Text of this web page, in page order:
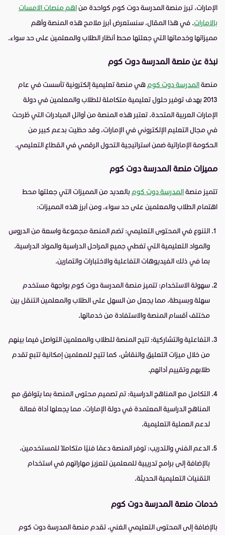
الإمارات، تبرز منصة المدرسة دوت كوم كواحدة مناهم منصات الامسات
بالامارات. في هذا المقال، سنستعرض أبرز ملامح هذه المنصة وأهم
مميزاتها وخدماتها التي جعلتها محط أنظار الطلاب والمعلمين على حد سواء.
نبذة عن منصة المدرسة دوت كوم
منصةالمدرسة دوت كوم هي منصة تعليمية إلكترونية تأسست في عام
2013 بهدف توفير حلول تعليمية متكاملة للطلاب والمعلمين في دولة
الإمارات العربية المتحدة. تعتبر هذه المنصة من أوائل المبادرات التي طُرحت
في مجال التعليم الإلكتروني في الإمارات، وقد حظيت بدعم كبير من
الحكومة الإماراتية ضمن استراتيجية التحول الرقمي في القطاع التعليمي.
مميزات منصة المدرسة دوت كوم
تتميز منصةالمدرسة دوت كوم بالعديد من المميزات التي جعلتها محط
اهتمام الطلاب والمعلمين على حد سواء، ومن أبرز هذه المميزات:
التنوع في المحتوى التعليمي: تضم المنصة مجموعة واسعة من الدروس
والمواد التعليمية التي تغطي جميع المراحل الدراسية والمواد الدراسية،
بما في ذلك الفيديوهات التفاعلية والاختبارات والتمارين.
سهولة الاستخدام: تتميز منصة المدرسة دوت كوم بواجهة مستخدم
سهلة وبسيطة، مما يجعل من السهل على الطلاب والمعلمين التنقل بين
مختلف أقسام المنصة والاستفادة من خدماتها.
التفاعلية والتشاركية: تتيح المنصة للطلاب والمعلمين التواصل فيما بينهم
من خلال ميزات التعليق والنقاش، كما تتيح للمعلمين إمكانية تتبع تقدم
طلابهم وتقييم أدائهم.
التكامل مع المناهج الدراسية: تم تصميم محتوى المنصة بما يتوافق مع
المناهج الدراسية المعتمدة في دولة الإمارات، مما يجعلها أداة فعالة
لدعم العملية التعليمية.
الدعم الفني والتدريب: توفر المنصة دعمًا فنيًا متكاملاً للمستخدمين،
بالإضافة إلى برامج تدريبية للمعلمين لتعزيز مهاراتهم في استخدام
التقنيات التعليمية الحديثة.
خدمات منصة المدرسة دوت كوم
بالإضافة إلى المحتوى التعليمي الغني، تقدم منصة المدرسة دوت كوم